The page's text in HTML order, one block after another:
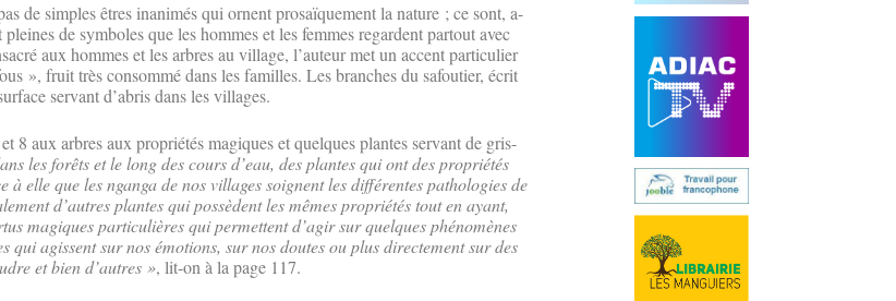
de simples êtres inanimés qui ornent prosaïquement la nature ; ce sont, a-
de symboles que les hommes et les femmes regardent partout avec
aux hommes et les arbres au village, l’auteur met un accent particulier
», fruit très consommé dans les familles. Les branches du safoutier, écrit
servant d’abris dans les villages.
8 aux arbres aux propriétés magiques et quelques plantes servant de gris-
les forêts et le long des cours d’eau, des plantes qui ont des propriétés
à elle que les nganga de nos villages soignent les différentes pathologies de
d’autres plantes qui possèdent les mêmes propriétés tout en ayant,
magiques particulières qui permettent d’agir sur quelques phénomènes
qui agissent sur nos émotions, sur nos doutes ou plus directement sur des
et bien d’autres », lit-on à la page 117.